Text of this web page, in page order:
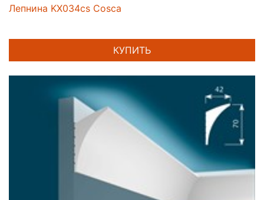
Лепнина KX034cs Cosca
КУПИТЬ